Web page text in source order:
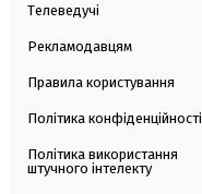
Телеведучі
Рекламодавцям
Правила користування
Політика конфіденційності
Політика використання
штучного інтелекту